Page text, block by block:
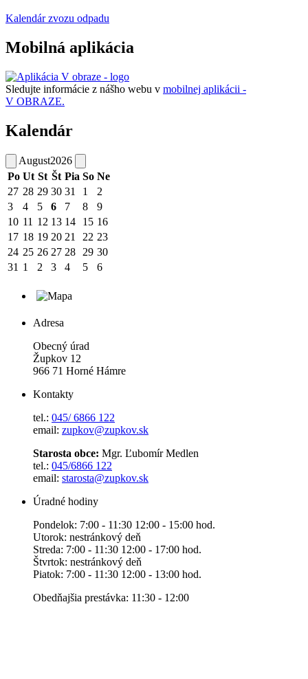
Kalendár zvozu odpadu
Mobilná aplikácia
Sledujte informácie z nášho webu v mobilnej aplikácii -
V OBRAZE.
Kalendár
August2026
Po Ut St Št Pia So Ne
27 28 29 30 31 1
2
3
4 5 6 7 8
9
10 11 12 13 14 15 16
17 18 19 20 21 22 23
24 25 26 27 28 29 30
31 1 2 3 4 5 6
Adresa
Obecný úrad
Župkov 12
966 71 Horné Hámre
Kontakty
tel.: 045/ 6866 122
email: zupkov@zupkov.sk
Starosta obce: Mgr. Ľubomír Medlen
tel.: 045/6866 122
email: starosta@zupkov.sk
Úradné hodiny
Pondelok: 7:00 - 11:30 12:00 - 15:00 hod.
Utorok: nestránkový deň
Streda: 7:00 - 11:30 12:00 - 17:00 hod.
Štvrtok: nestránkový deň
Piatok: 7:00 - 11:30 12:00 - 13:00 hod.
Obedňajšia prestávka: 11:30 - 12:00